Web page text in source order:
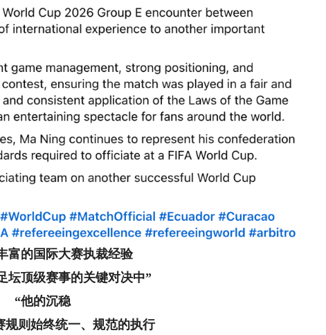
富的国际大赛执裁经验
坛顶级赛事的关键对决中”
“他的沉稳
规则始终统一、规范的执行